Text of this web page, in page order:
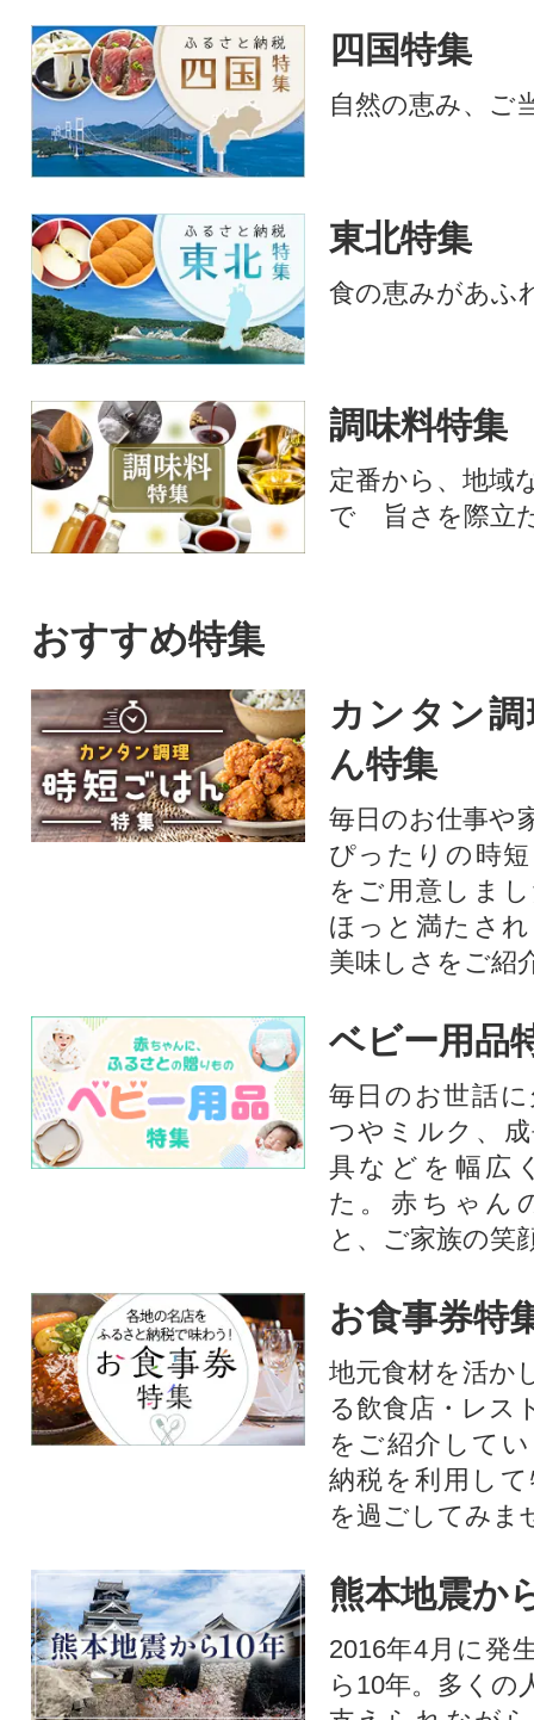
四国特集
自然の恵み、ご
東北特集
食の恵みがあふ
調味料特集
定番から、地域
で 旨さを際立
おすすめ特集
カンタン
ん特集
毎日のお仕事や
ぴったりの時
をご用意しま
ほっと満たさ
美味しさをご紹
ベビー用品
毎日のお世話
つやミルク、
具などを幅広
た。赤ちゃん
と、ご家族の笑
お食事券特
地元食材を活か
る飲食店・レス
をご紹介して
納税を利用し
を過ごしてみま
熊本地震か
2016年4月に発
ら10年。多くの